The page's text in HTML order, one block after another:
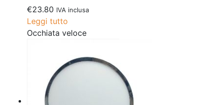
€23.80 IVA inclusa
Leggi tutto
Occhiata veloce